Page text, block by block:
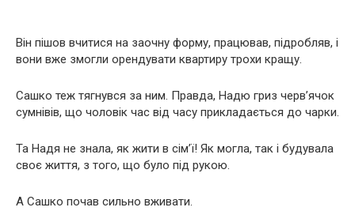
Він пішов вчитися на заочну форму, працював, підробляв, і
вони вже змогли орендувати квартиру трохи кращу.
Сашко теж тягнувся за ним. Правда, Надю гриз черв’ячок
сумнівів, що чоловік час від часу прикладається до чарки.
Та Надя не знала, як жити в сім’ї! Як могла, так і будувала
своє життя, з того, що було під рукою.
А Сашко почав сильно вживати.